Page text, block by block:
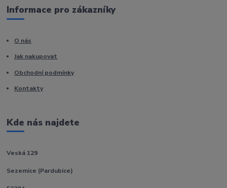
Informace pro zákazníky
O nás
Jak nakupovat
Obchodní podmínky
Kontakty
Kde nás najdete
Veská 129
Sezemice (Pardubice)